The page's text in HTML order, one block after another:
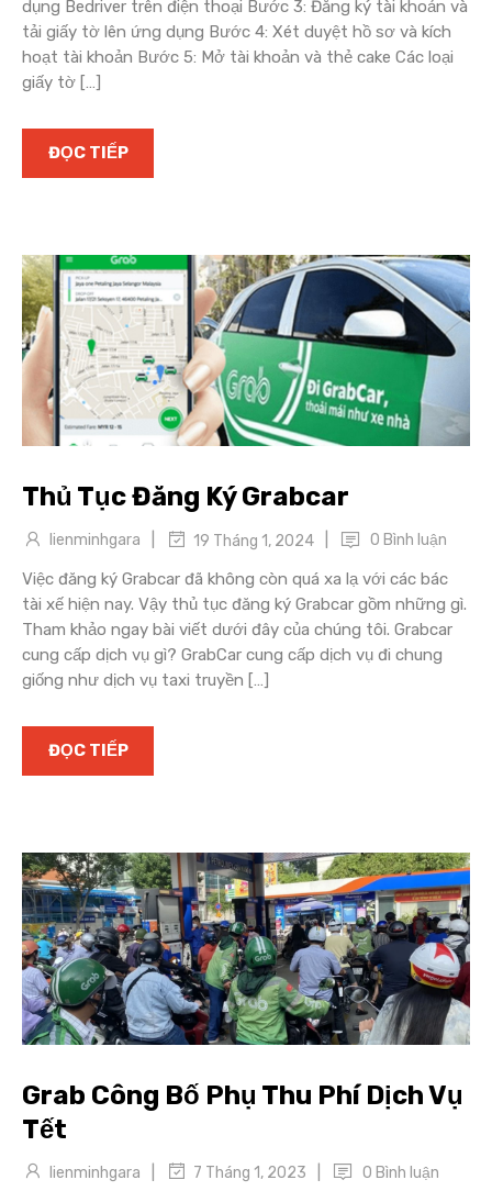
dụng Bedriver trên điện thoại Bước 3: Đăng ký tài khoản và
tải giấy tờ lên ứng dụng Bước 4: Xét duyệt hồ sơ và kích
hoạt tài khoản Bước 5: Mở tài khoản và thẻ cake Các loại
giấy tờ […]
ĐỌC TIẾP
Thủ Tục Đăng Ký Grabcar
lienminhgara 19 Tháng 1, 2024 0 Bình luận
Việc đăng ký Grabcar đã không còn quá xa lạ với các bác
tài xế hiện nay. Vậy thủ tục đăng ký Grabcar gồm những gì.
Tham khảo ngay bài viết dưới đây của chúng tôi. Grabcar
cung cấp dịch vụ gì? GrabCar cung cấp dịch vụ đi chung
giống như dịch vụ taxi truyền […]
ĐỌC TIẾP
Grab Công Bố Phụ Thu Phí Dịch Vụ
Tết
lienminhgara 7 Tháng 1, 2023 0 Bình luận